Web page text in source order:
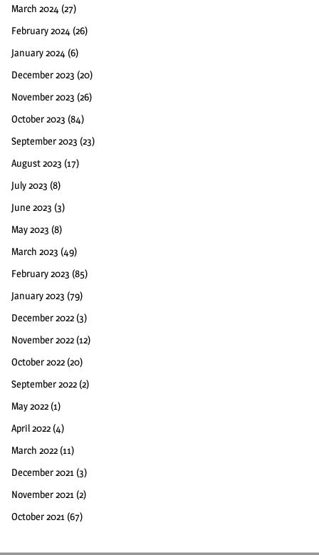
March 2024 (27)
February 2024 (26)
January 2024 (6)
December 2023 (20)
November 2023 (26)
October 2023 (84)
September 2023 (23)
August 2023 (17)
July 2023 (8)
June 2023 (3)
May 2023 (8)
March 2023 (49)
February 2023 (85)
January 2023 (79)
December 2022 (3)
November 2022 (12)
October 2022 (20)
September 2022 (2)
May 2022 (1)
April 2022 (4)
March 2022 (11)
December 2021 (3)
November 2021 (2)
October 2021 (67)